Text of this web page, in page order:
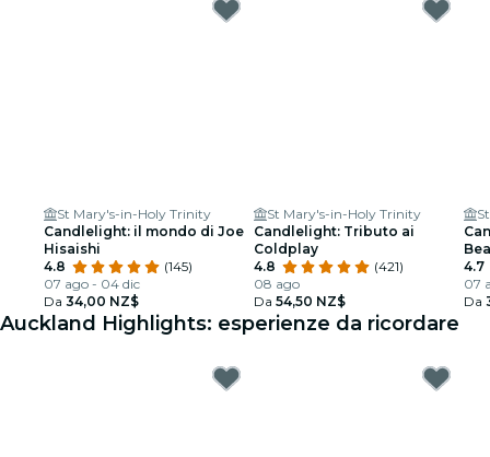
St Mary's-in-Holy Trinity
Candlelight: il mondo di Joe
Hisaishi
4.8
(145)
07 ago - 04 dic
Da 34,00 NZ$
St Mary's-in-Holy Trinity
Candlelight: Tributo ai
Coldplay
4.8
(421)
08 ago
Da 54,50 NZ$
4.7
07
Da
Auckland Highlights: esperienze da ricordare